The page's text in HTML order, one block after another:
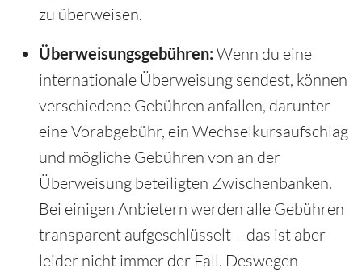
zu überweisen.
Überweisungsgebühren: Wenn du eine
internationale Überweisung sendest, können
verschiedene Gebühren anfallen, darunter
eine Vorabgebühr, ein Wechselkursaufschlag
und mögliche Gebühren von an der
Überweisung beteiligten Zwischenbanken.
Bei einigen Anbietern werden alle Gebühren
transparent aufgeschlüsselt – das ist aber
leider nicht immer der Fall. Deswegen